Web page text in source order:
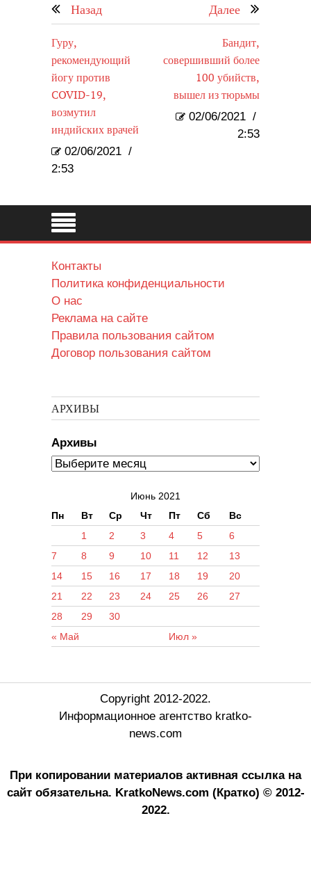
Назад Далее
Гуру,
рекомендующий
йогу против
COVID-19,
возмутил
индийских врачей
02/06/2021 /
2:53
Бандит,
совершивший более
100 убийств,
вышел из тюрьмы
02/06/2021 /
2:53
Контакты
Политика конфиденциальности
О нас
Реклама на сайте
Правила пользования сайтом
Договор пользования сайтом
АРХИВЫ
Архивы
Июнь 2021
Пн
Вт Ср Чт Пт Сб Вс
« Май Июл »
1 2 3 4 5
6
7
8 9 10 11 12
13
14
15 16 17 18 19
20
21
22 23 24 25 26
27
28
29 30
Copyright 2012-2022.
Информационное агентство kratko-
news.com
При копировании материалов активная ссылка на
сайт обязательна. KratkoNews.com (Кратко) © 2012-
2022.